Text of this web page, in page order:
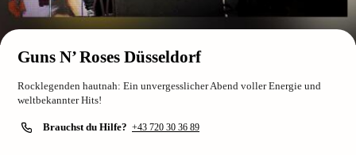
Guns N’ Roses Düsseldorf
Rocklegenden hautnah: Ein unvergesslicher Abend voller Energie und
weltbekannter Hits!
Brauchst du Hilfe? +43 720 30 36 89